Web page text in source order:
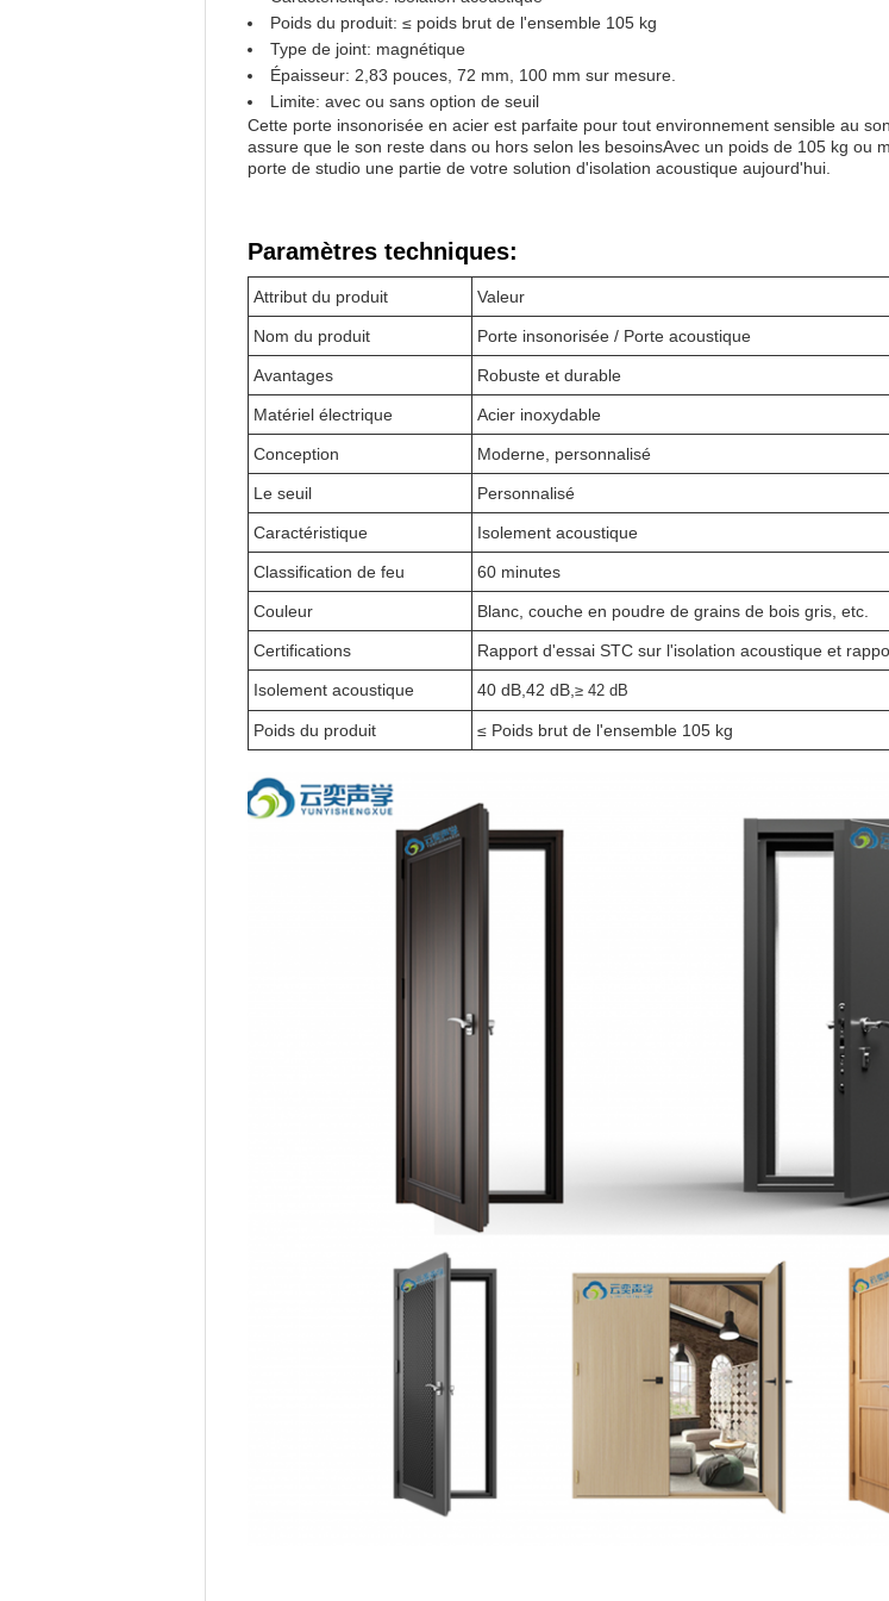
Poids du produit: ≤ poids brut de l'ensemble 105 kg
Type de joint: magnétique
Épaisseur: 2,83 pouces, 72 mm, 100 mm sur mesure.
Limite: avec ou sans option de seuil
Cette porte insonorisée en acier est parfaite pour tout environnement sensible au
assure que le son reste dans ou hors selon les besoinsAvec un poids de 105 kg ou
porte de studio une partie de votre solution d'isolation acoustique aujourd'hui.
Paramètres techniques:
Attribut du produit Valeur
Nom du produit Porte insonorisée / Porte acoustique
Avantages Robuste et durable
Matériel électrique Acier inoxydable
Conception Moderne, personnalisé
Le seuil Personnalisé
Caractéristique Isolement acoustique
Classification de feu 60 minutes
Couleur Blanc, couche en poudre de grains de bois gris, etc.
Certifications Rapport d'essai STC sur l'isolation acoustique et
Isolement acoustique 40 dB, 42 dB, ≥ 42 dB
Poids du produit ≤ Poids brut de l'ensemble 105 kg